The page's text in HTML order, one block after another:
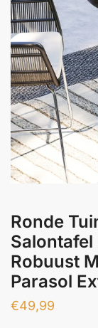
Ronde
Salontafel
Robuust
Parasol
€49,99